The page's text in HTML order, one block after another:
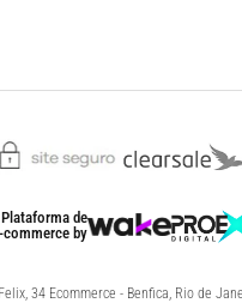
Plataforma de
commerce by
34 Ecommerce - Benfica, Rio de